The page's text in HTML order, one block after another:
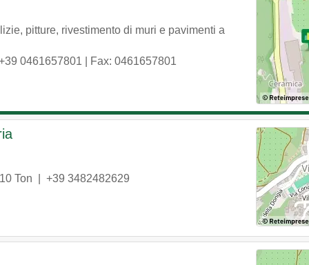
pitture, rivestimento di muri e pavimenti a
0461657801 | Fax: 0461657801
Ton +39 3482482629